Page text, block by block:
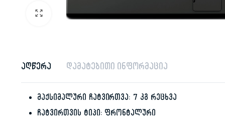
აღწერა დამატებითი ინფორმაცია
მაქსიმალური ჩატვირთვა: 7 კგ რეცხვა
ჩატვირთვის ტიპი: ფრონტალური